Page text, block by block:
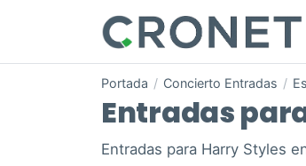
Portada / Concierto Entradas /
Entradas
Entradas para Harry Styles